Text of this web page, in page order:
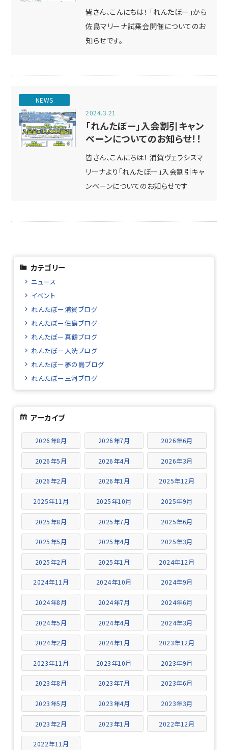
皆さん、こんにちは！ 「れんたぼー」から
佐島マリーナ試乗会開催についてのお
知らせです。
NEWS
2024.3.21
「れんたぼー」入会割引キャン
ペーンについてのお知らせ！！
皆さん、こんにちは！ 浦賀ヴェラシスマ
リーナより「れんたぼー」入会割引キャ
ンペーンについてのお知らせです
カテゴリー
ニュース
イベント
れんたぼー浦賀ブログ
れんたぼー佐島ブログ
れんたぼー真鶴ブログ
れんたぼー大洗ブログ
れんたぼー夢の島ブログ
れんたぼー三河ブログ
アーカイブ
2026年8月 2026年7月 2026年6月
2026年5月 2026年4月 2026年3月
2026年2月 2026年1月 2025年12月
2025年11月 2025年10月 2025年9月
2025年8月 2025年7月 2025年6月
2025年5月 2025年4月 2025年3月
2025年2月 2025年1月 2024年12月
2024年11月 2024年10月 2024年9月
2024年8月 2024年7月 2024年6月
2024年5月 2024年4月 2024年3月
2024年2月 2024年1月 2023年12月
2023年11月 2023年10月 2023年9月
2023年8月 2023年7月 2023年6月
2023年5月 2023年4月 2023年3月
2023年2月 2023年1月 2022年12月
2022年11月